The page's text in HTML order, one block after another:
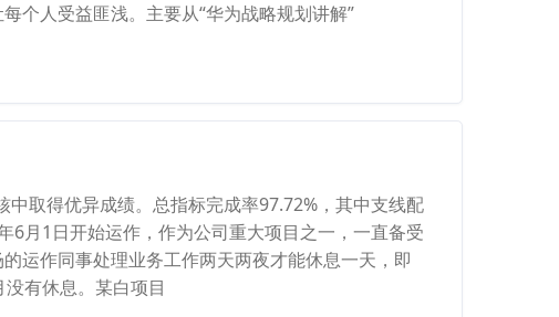
个人受益匪浅。主要从“华为战略规划讲解”
取得优异成绩。总指标完成率97.72%，其中支线配
6月1日开始运作，作为公司重大项目之一，一直备受
运作同事处理业务工作两天两夜才能休息一天，即
有休息。某白项目